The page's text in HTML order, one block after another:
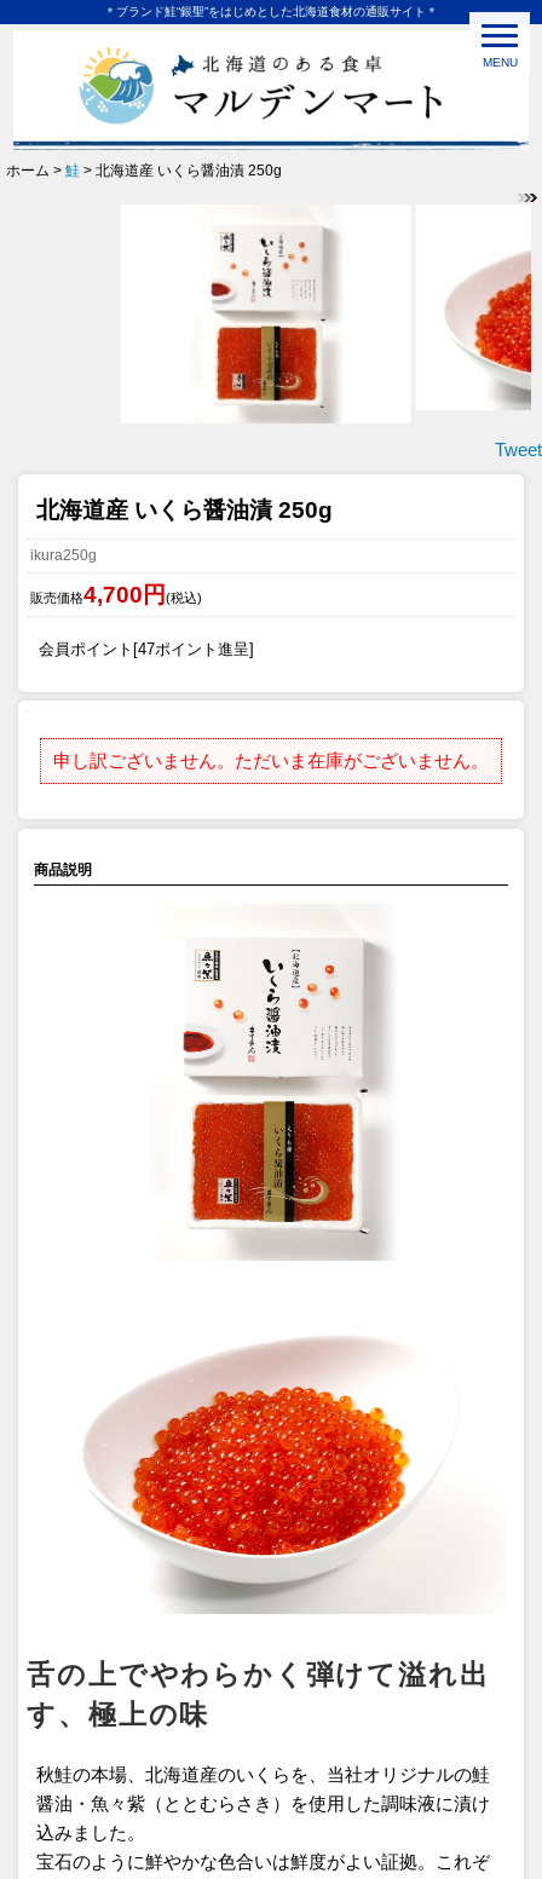
＊ブランド鮭“銀聖”をはじめとした北海道食材の通販サイト＊
MENU
ホーム > 鮭 > 北海道産 いくら醤油漬 250g
Tweet
北海道産 いくら醤油漬 250g
ikura250g
販売価格4,700円(税込)
会員ポイント[47ポイント進呈]
申し訳ございません。ただいま在庫がございません。
商品説明
舌の上でやわらかく弾けて溢れ出
す、極上の味
秋鮭の本場、北海道産のいくらを、当社オリジナルの鮭
醤油・魚々紫（ととむらさき）を使用した調味液に漬け
込みました。
宝石のように鮮やかな色合いは鮮度がよい証拠。これぞ